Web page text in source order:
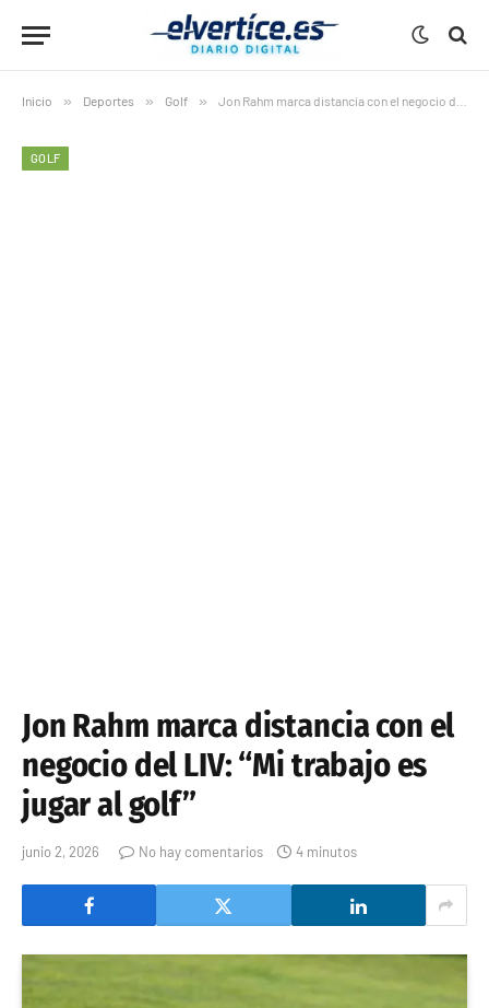
Inicio » Deportes » Golf » Jon Rahm marca distancia con el negocio del LIV: “Mi trabajo es jugar al golf”
GOLF
Jon Rahm marca distancia con el
negocio del LIV: “Mi trabajo es
jugar al golf”
junio 2, 2026 No hay comentarios 4 minutos